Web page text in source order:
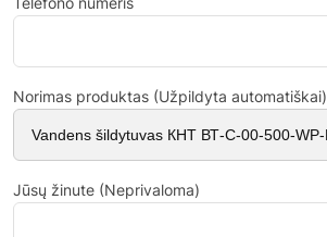
Norimas produktas (Užpildyta automatiškai)
Jūsų žinute (Neprivaloma)